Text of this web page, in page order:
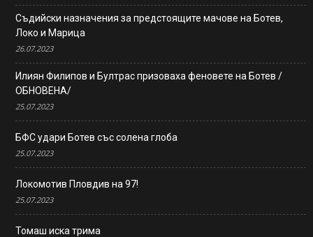
Съдийски назначения за предстоящите мачове на Ботев,
Локо и Марица
26.07.2023
Илиян Филипов и Бултрас призоваха феновете на Ботев /
ОБНОВЕНА/
25.07.2023
БФС удари Ботев със солена глоба
25.07.2023
Локомотив Пловдив на 97!
25.07.2023
Томаш иска трима